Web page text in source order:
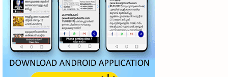
©2026‧My Kasaragod Vartha | LATEST KASARAGOD
Privacy Policy
Grievance Redressal